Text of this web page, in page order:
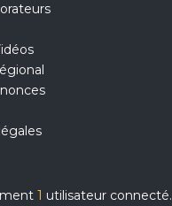
1 utilisateur connecté.